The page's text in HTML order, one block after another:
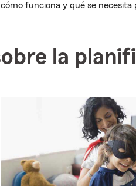
cómo funciona y qué se necesita
la